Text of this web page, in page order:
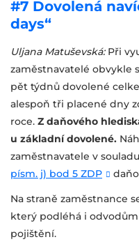
#7 Dovolená
days“
Uljana Matuševská:Při
zaměstnavatelé obvykle
pět týdnů dovolené
alespoň tři placené dny
roce. Z daňového
u základní dovolené.
zaměstnavatele v
písm. j) bod 5 ZDP
Na straně zaměstnance
který podléhá i
pojištění.